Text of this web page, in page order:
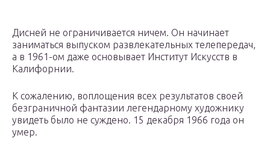
Дисней не ограничивается ничем. Он начинает
заниматься выпуском развлекательных телепередач,
а в 1961-ом даже основывает Институт Искусств в
Калифорнии.
К сожалению, воплощения всех результатов своей
безграничной фантазии легендарному художнику
увидеть было не суждено. 15 декабря 1966 года он
умер.